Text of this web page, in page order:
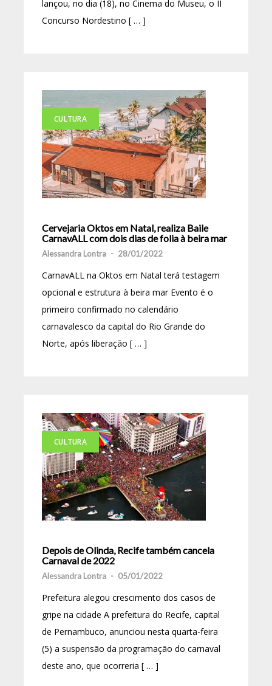
lançou, no dia (18), no Cinema do Museu, o II
Concurso Nordestino [ … ]
CULTURA
Cervejaria Oktos em Natal, realiza Baile
CarnavALL com dois dias de folia à beira mar
Alessandra Lontra - 28/01/2022
CarnavALL na Oktos em Natal terá testagem
opcional e estrutura à beira mar Evento é o
primeiro confirmado no calendário
carnavalesco da capital do Rio Grande do
Norte, após liberação [ … ]
CULTURA
Depois de Olinda, Recife também cancela
Carnaval de 2022
Alessandra Lontra - 05/01/2022
Prefeitura alegou crescimento dos casos de
gripe na cidade A prefeitura do Recife, capital
de Pernambuco, anunciou nesta quarta-feira
(5) a suspensão da programação do carnaval
deste ano, que ocorreria [ … ]